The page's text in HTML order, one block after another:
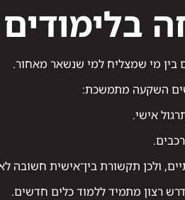
בלימודים
בין מי שמצליח למי שנשאר מאחור.
השקעה מתמשכת:
אישי.
ולכן תקשורת בין־אישית חשובה
רצון מתמיד ללמוד כלים חדשים.